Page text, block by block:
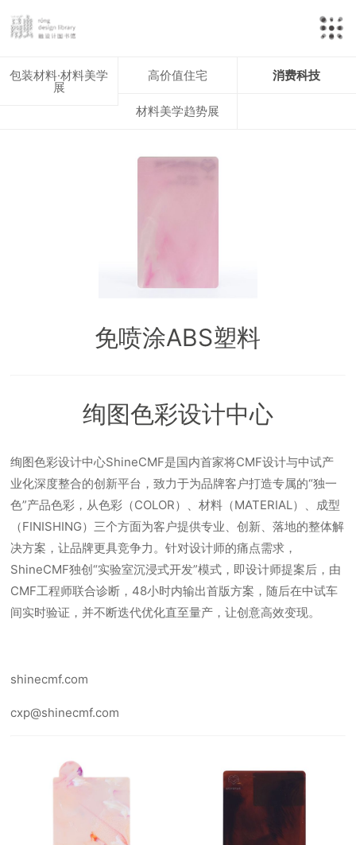
包装材料·材料美学
展
高价值住宅 消费科技
材料美学趋势展
免喷涂ABS塑料
绚图色彩设计中心
绚图色彩设计中心ShineCMF是国内首家将CMF设计与中试产
业化深度整合的创新平台，致力于为品牌客户打造专属的“独一
色”产品色彩，从色彩（COLOR）、材料（MATERIAL）、成型
（FINISHING）三个方面为客户提供专业、创新、落地的整体解
决方案，让品牌更具竞争力。针对设计师的痛点需求，
ShineCMF独创“实验室沉浸式开发”模式，即设计师提案后，由
CMF工程师联合诊断，48小时内输出首版方案，随后在中试车
间实时验证，并不断迭代优化直至量产，让创意高效变现。
shinecmf.com
cxp@shinecmf.com